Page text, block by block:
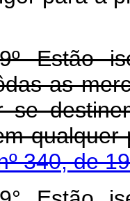
Estão
as
se
em
340, de